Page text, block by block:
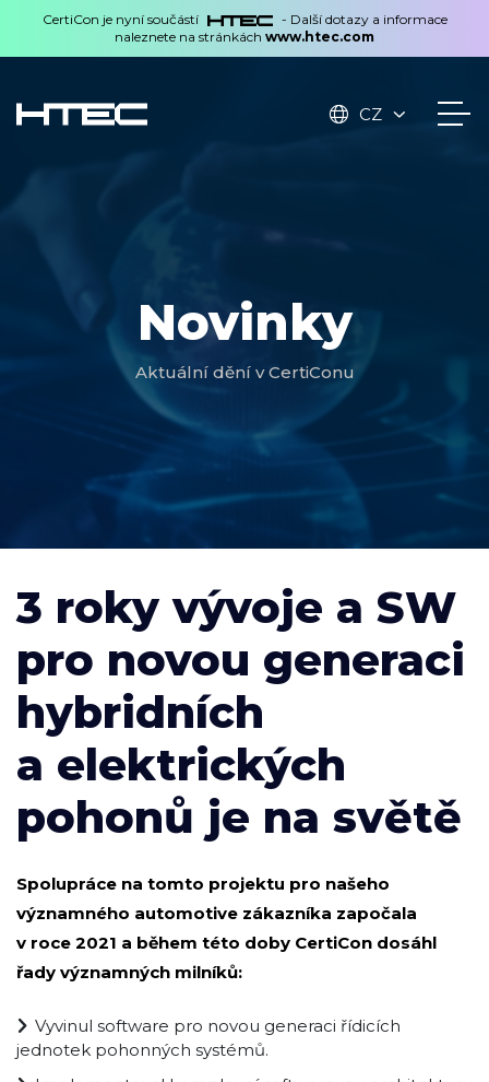
CertiCon je nyní součástí
- Další dotazy a informace
naleznete na stránkách www.htec.com
CZ
Novinky
Aktuální dění v CertiConu
3 roky vývoje a SW
pro novou generaci
hybridních
a elektrických
pohonů je na světě
Spolupráce na tomto projektu pro našeho
významného automotive zákazníka započala
v roce 2021 a během této doby CertiCon dosáhl
řady významných milníků:
Vyvinul software pro novou generaci řídicích
jednotek pohonných systémů.